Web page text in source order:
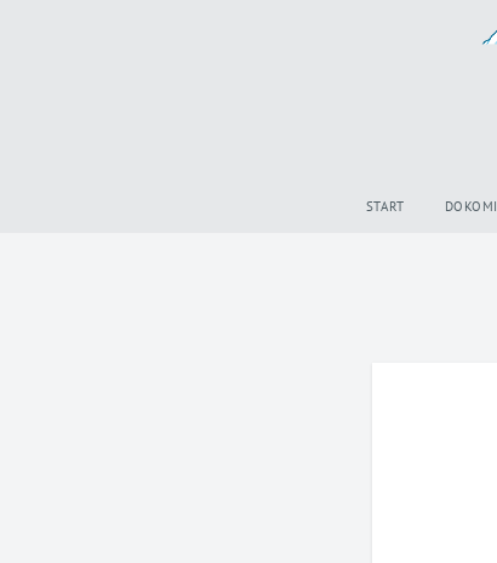
START DOKOMI